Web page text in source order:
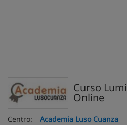
Curso
Online
Centro:
Academia Luso Cuanza